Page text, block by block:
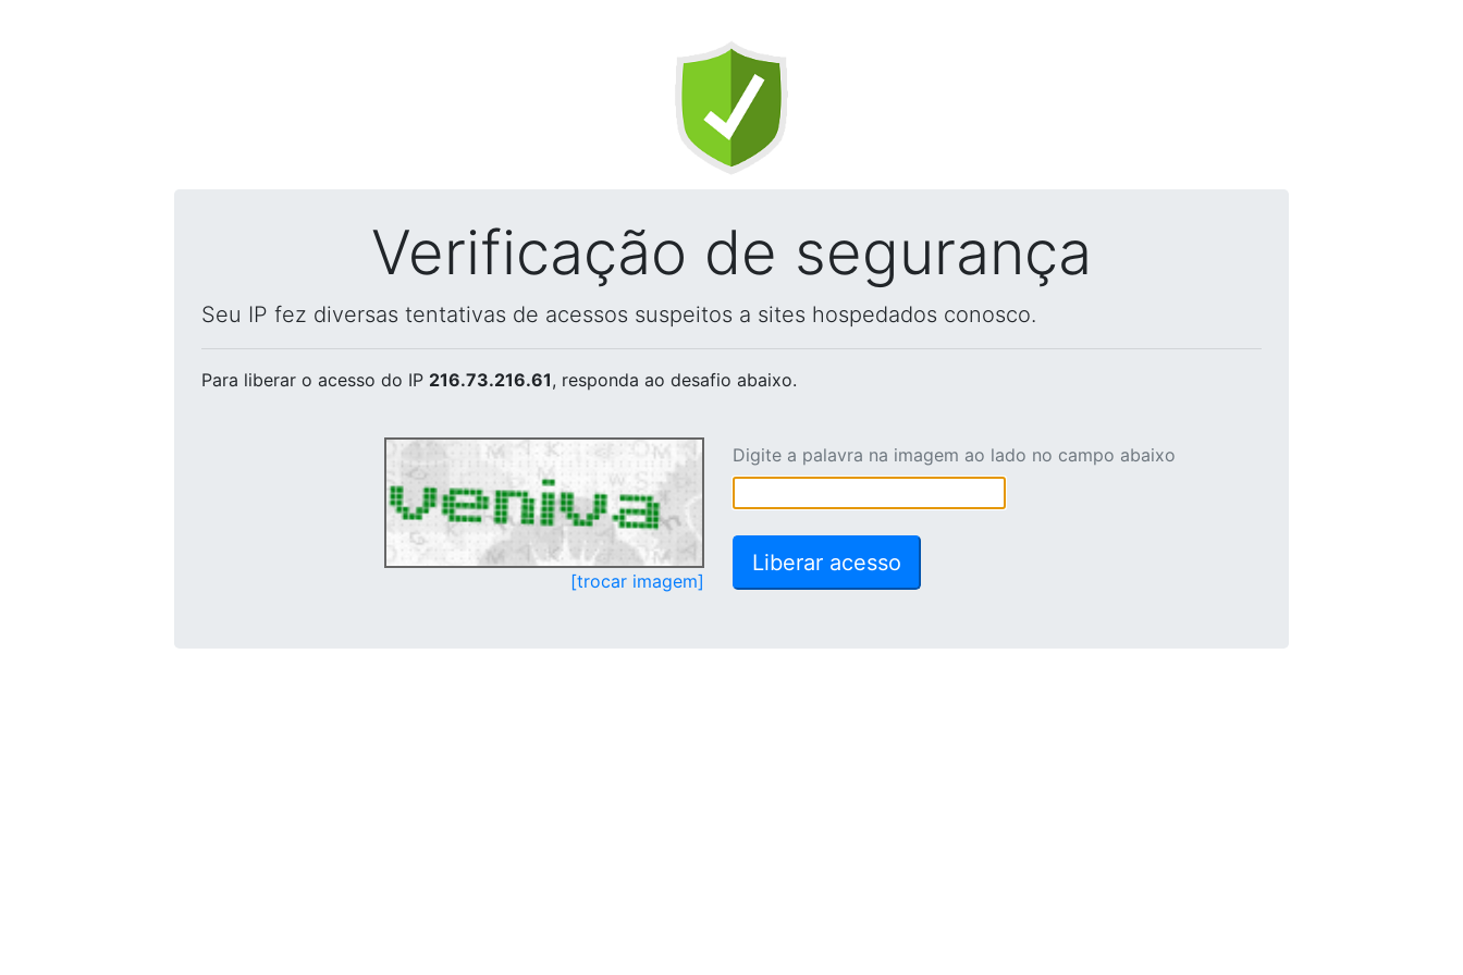
Verificação de segurança
Seu IP fez diversas tentativas de acessos suspeitos a sites hospedados conosco.
Para liberar o acesso do IP 216.73.216.61, responda ao desafio abaixo.
[trocar imagem]
Digite a palavra na imagem ao lado no campo abaixo